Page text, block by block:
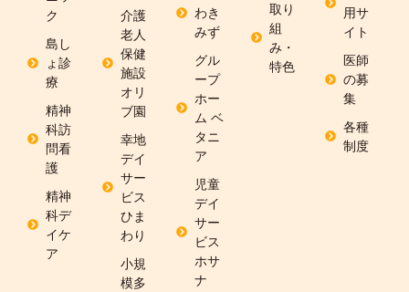
ク
島し
ょ診
療
精神
科訪
問看
護
精神
科デ
イケ
ア
介護
老人
保健
施設
オリ
ブ園
幸地
デイ
サー
ビス
ひま
わり
小規
模多
わき
みず
グル
ープ
ホー
ム ベ
タニ
ア
児童
デイ
サー
ビス
ホサ
ナ
取り
組
み・
特色
用サ
イト
医師
の募
集
各種
制度